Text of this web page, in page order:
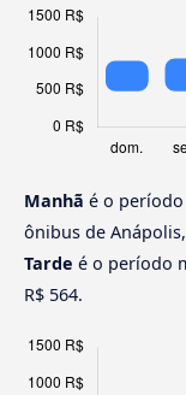
Manhã é o
ônibus de
Tarde é o período
R$ 564.